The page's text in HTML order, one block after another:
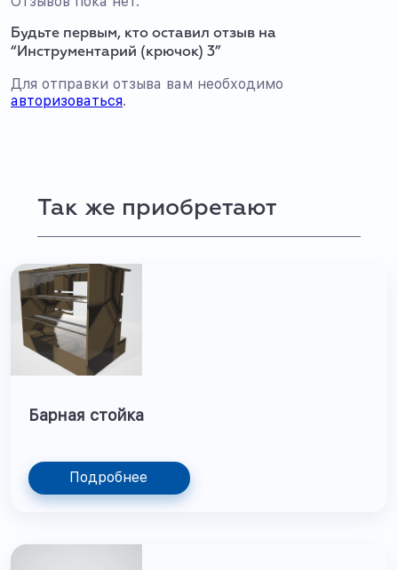
Будьте первым, кто оставил отзыв на
“Инструментарий (крючок) 3”
Для отправки отзыва вам необходимо
авторизоваться.
Так же приобретают
Барная стойка
Подробнее